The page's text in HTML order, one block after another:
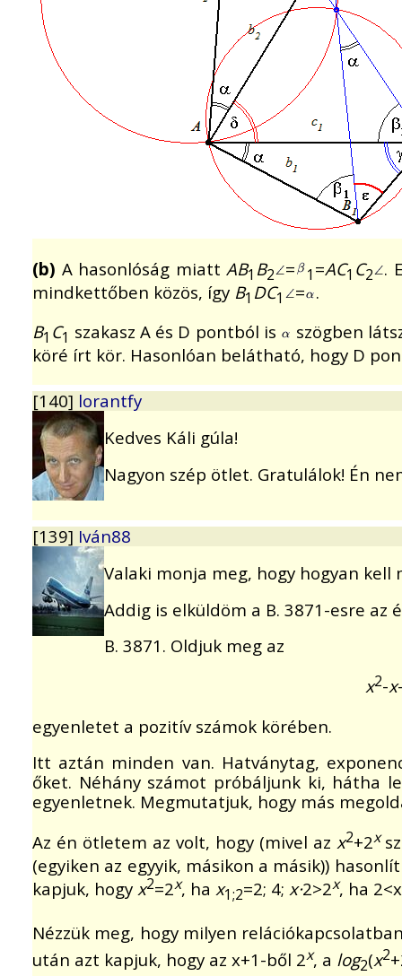
(b) A hasonlóság miattAB1 B2 = 1 =AC1 C2
.
mindkettőben közös, így B1 DC1 = .
B1 C1 szakasz A és D pontból is
szögben
köré írt kör. Hasonlóan belátható, hogy D
[140] lorantfy
Kedves Káli gúla!
Nagyon szép ötlet. Gratulálok! Én
[139] Iván88
Valaki monja meg, hogy hogyan kell
Addig is elküldöm a B. 3871-esre az
B. 3871. Oldjuk meg az
x2-x
egyenletet a pozitív számok körében.
Itt aztán minden van. Hatványtag,
őket. Néhány számot próbáljunk ki, hátha
egyenletnek. Megmutatjuk, hogy más
Az én ötletem az volt, hogy (mivel az x2+2x
(egyiken az egyyik, másikon a másik))
kapjuk, hogy x2=2x, ha x1;2=2; 4; x·2>2x, ha
Nézzük meg, hogy milyen
után azt kapjuk, hogy az x+1-ből 2x, a log2(x2